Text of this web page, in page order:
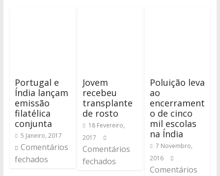
Portugal e
Índia lançam
emissão
filatélica
conjunta
5 Janeiro, 2017
Comentários
fechados
Jovem
recebeu
transplante
de rosto
18 Fevereiro,
2017
Comentários
fechados
Poluição leva
ao
encerrament
o de cinco
mil escolas
na Índia
7 Novembro,
2016
Comentários